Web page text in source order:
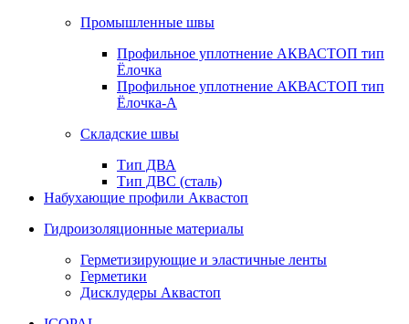
Промышленные швы
Профильное уплотнение АКВАСТОП тип
Ёлочка
Профильное уплотнение АКВАСТОП тип
Ёлочка-А
Складские швы
Тип ДВА
Тип ДВС (сталь)
Набухающие профили Аквастоп
Гидроизоляционные материалы
Герметизирующие и эластичные ленты
Герметики
Дисклудеры Аквастоп